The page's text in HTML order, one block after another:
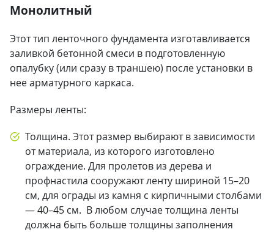
Монолитный
Этот тип ленточного фундамента изготавливается
заливкой бетонной смеси в подготовленную
опалубку (или сразу в траншею) после установки в
нее арматурного каркаса.
Размеры ленты:
Толщина. Этот размер выбирают в зависимости
от материала, из которого изготовлено
ограждение. Для пролетов из дерева и
профнастила сооружают ленту шириной 15–20
см, для ограды из камня с кирпичными столбами
— 40–45 см. В любом случае толщина ленты
должна быть больше толщины заполнения